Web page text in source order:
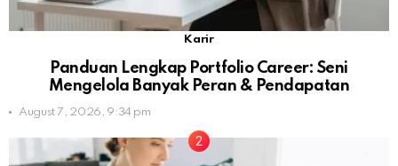
Karir
Panduan Lengkap Portfolio Career: Seni
Mengelola Banyak Peran & Pendapatan
August 7, 2026, 9:34 pm